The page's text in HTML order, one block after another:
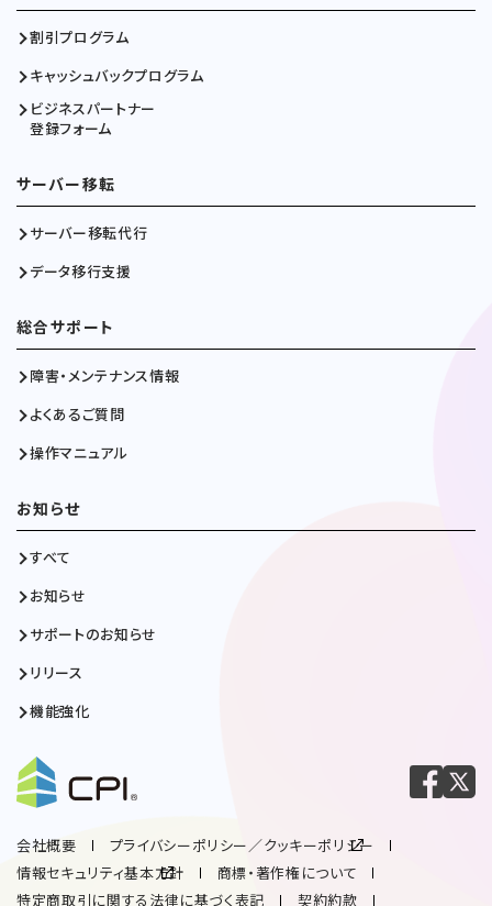
割引プログラム
キャッシュバックプログラム
ビジネスパートナー
登録フォーム
サーバー移転
サーバー移転代行
データ移行支援
総合サポート
障害・メンテナンス情報
よくあるご質問
操作マニュアル
お知らせ
すべて
お知らせ
サポートのお知らせ
リリース
機能強化
会社概要
プライバシーポリシー／クッキーポリシー
情報セキュリティ基本方針
商標・著作権について
特定商取引に関する法律に基づく表記
契約約款